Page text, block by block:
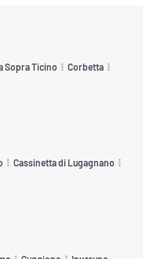
Sopra Ticino Corbetta
Cassinetta di Lugagnano